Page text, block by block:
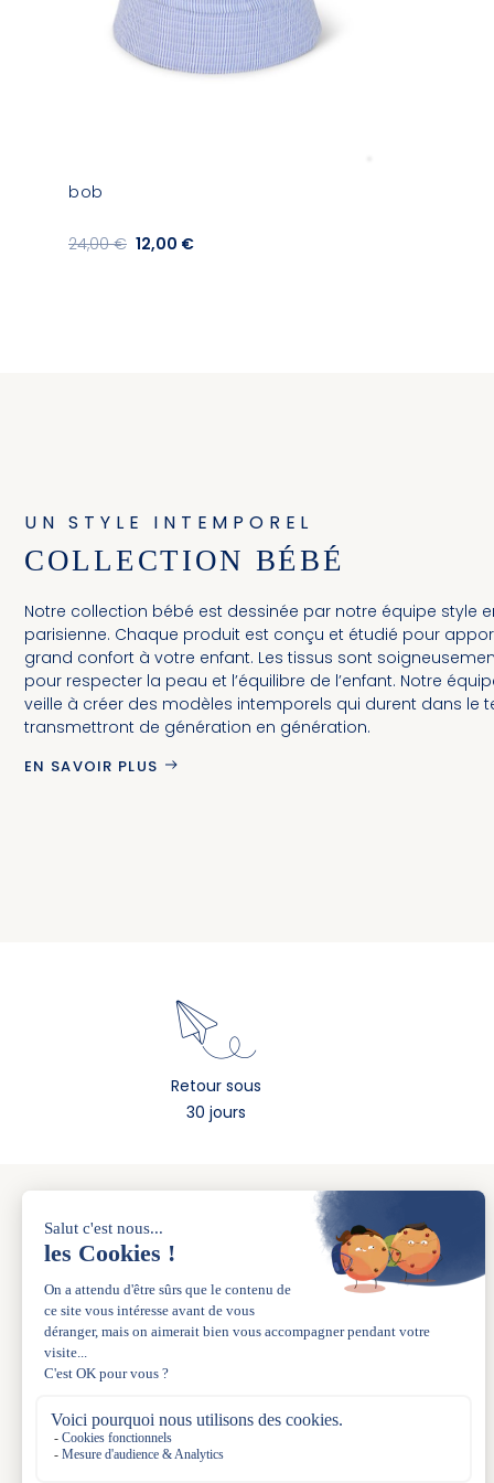
bob
12,00 €
24,00 €
UN STYLE INTEMPOREL
COLLECTION BÉBÉ
Notre collection bébé est dessinée par notre équipe style
parisienne. Chaque produit est conçu et étudié pour
grand confort à votre enfant. Les tissus sont
pour respecter la peau et l’équilibre de l’enfant. Notre
veille à créer des modèles intemporels qui durent dans le
transmettront de génération en génération.
EN SAVOIR PLUS
Retour sous
30 jours
L’esprit de famille depuis 1983
A PROPOS
Nos boutiques